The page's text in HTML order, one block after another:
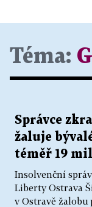
Téma:
Správce
žaluje
téměř 19
Insolvenční
Liberty Ostrava
v Ostravě